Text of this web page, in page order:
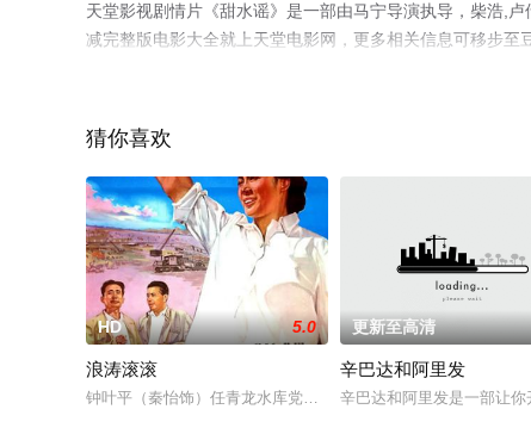
天堂影视剧情片《甜水谣》是一部由马宁导演执导，柴浩,
减完整版电影大全就上天堂电影网，更多相关信息可移步至
猜你喜欢
HD 5.0
浪涛滚滚
钟叶平（秦怡饰）任青龙水库党委书记不久，制订出提前一年
更新至高清
辛巴达和阿里发
辛巴达和阿里发是一部让